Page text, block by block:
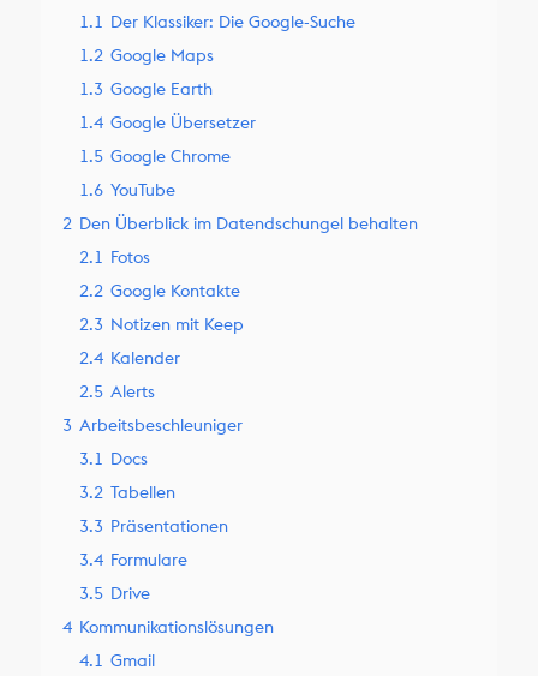
1.1 Der Klassiker: Die Google-Suche
1.2 Google Maps
1.3 Google Earth
1.4 Google Übersetzer
1.5 Google Chrome
1.6 YouTube
2 Den Überblick im Datendschungel behalten
2.1 Fotos
2.2 Google Kontakte
2.3 Notizen mit Keep
2.4 Kalender
2.5 Alerts
3 Arbeitsbeschleuniger
3.1 Docs
3.2 Tabellen
3.3 Präsentationen
3.4 Formulare
3.5 Drive
4 Kommunikationslösungen
4.1 Gmail